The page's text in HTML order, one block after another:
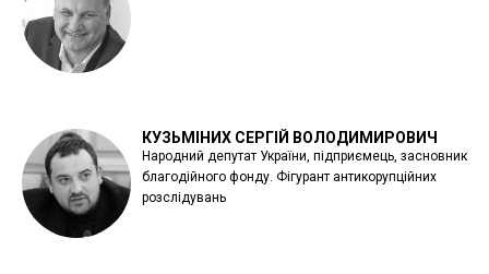
КУЗЬМІНИХ СЕРГІЙ ВОЛОДИМИРОВИЧ
Народний депутат України, підприємець, засновник
благодійного фонду. Фігурант антикорупційних
розслідувань